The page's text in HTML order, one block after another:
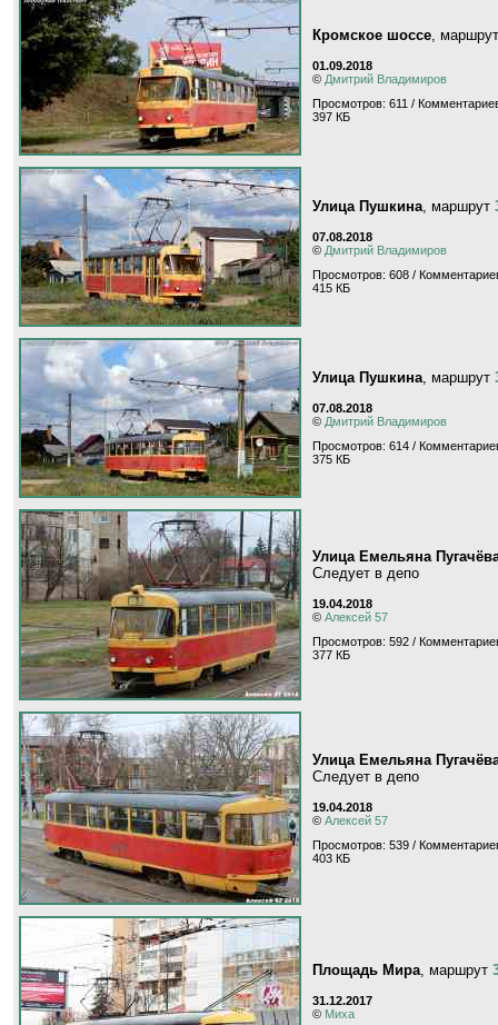
Кромское шоссе,
01.09.2018
© Дмитрий Владимиров
Просмотров: 611 /
397 КБ
Улица Пушкина, маршрут
07.08.2018
© Дмитрий Владимиров
Просмотров: 608 /
415 КБ
Улица Пушкина, маршрут
07.08.2018
© Дмитрий Владимиров
Просмотров: 614 /
375 КБ
Улица Емельяна
Следует в депо
19.04.2018
© Алексей 57
Просмотров: 592 /
377 КБ
Улица Емельяна
Следует в депо
19.04.2018
© Алексей 57
Просмотров: 539 /
403 КБ
Площадь Мира, маршрут
31.12.2017
© Миха